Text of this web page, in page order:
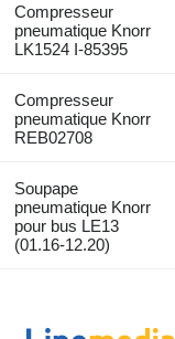
Compresseur
pneumatique Knorr
LK1524 I-85395
Compresseur
pneumatique Knorr
REB02708
Soupape
pneumatique Knorr
pour bus LE13
(01.16-12.20)